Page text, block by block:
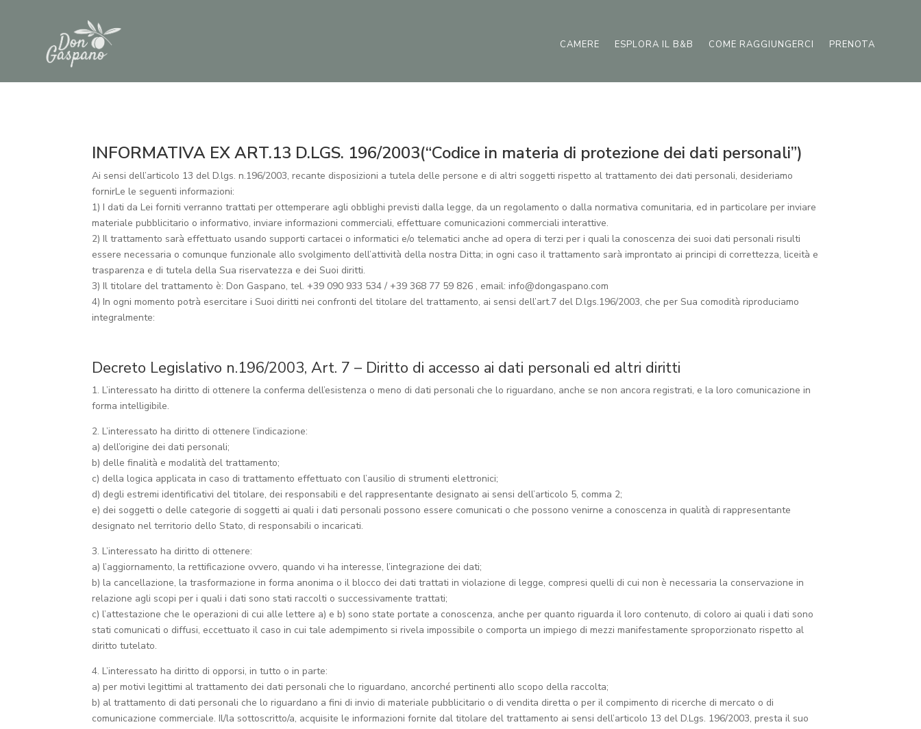
CAMERE ESPLORA IL B&B COME RAGGIUNGERCI PRENOTA
INFORMATIVA EX ART.13 D.LGS. 196/2003(“Codice in materia di protezione dei dati personali”)
Ai sensi dell’articolo 13 del D.lgs. n.196/2003, recante disposizioni a tutela delle persone e di altri soggetti rispetto al trattamento dei dati personali, desideriamo
fornirLe le seguenti informazioni:
1) I dati da Lei forniti verranno trattati per ottemperare agli obblighi previsti dalla legge, da un regolamento o dalla normativa comunitaria, ed in particolare per inviare
materiale pubblicitario o informativo, inviare informazioni commerciali, effettuare comunicazioni commerciali interattive.
2) Il trattamento sarà effettuato usando supporti cartacei o informatici e/o telematici anche ad opera di terzi per i quali la conoscenza dei suoi dati personali risulti
essere necessaria o comunque funzionale allo svolgimento dell’attività della nostra Ditta; in ogni caso il trattamento sarà improntato ai principi di correttezza, liceità e
trasparenza e di tutela della Sua riservatezza e dei Suoi diritti.
3) Il titolare del trattamento è: Don Gaspano, tel. +39 090 933 534 / +39 368 77 59 826 , email: info@dongaspano.com
4) In ogni momento potrà esercitare i Suoi diritti nei confronti del titolare del trattamento, ai sensi dell’art.7 del D.lgs.196/2003, che per Sua comodità riproduciamo
integralmente:
Decreto Legislativo n.196/2003, Art. 7 – Diritto di accesso ai dati personali ed altri diritti
1. L’interessato ha diritto di ottenere la conferma dell’esistenza o meno di dati personali che lo riguardano, anche se non ancora registrati, e la loro comunicazione in
forma intelligibile.
2. L’interessato ha diritto di ottenere l’indicazione:
a) dell’origine dei dati personali;
b) delle finalità e modalità del trattamento;
c) della logica applicata in caso di trattamento effettuato con l’ausilio di strumenti elettronici;
d) degli estremi identificativi del titolare, dei responsabili e del rappresentante designato ai sensi dell’articolo 5, comma 2;
e) dei soggetti o delle categorie di soggetti ai quali i dati personali possono essere comunicati o che possono venirne a conoscenza in qualità di rappresentante
designato nel territorio dello Stato, di responsabili o incaricati.
3. L’interessato ha diritto di ottenere:
a) l’aggiornamento, la rettificazione ovvero, quando vi ha interesse, l’integrazione dei dati;
b) la cancellazione, la trasformazione in forma anonima o il blocco dei dati trattati in violazione di legge, compresi quelli di cui non è necessaria la conservazione in
relazione agli scopi per i quali i dati sono stati raccolti o successivamente trattati;
c) l’attestazione che le operazioni di cui alle lettere a) e b) sono state portate a conoscenza, anche per quanto riguarda il loro contenuto, di coloro ai quali i dati sono
stati comunicati o diffusi, eccettuato il caso in cui tale adempimento si rivela impossibile o comporta un impiego di mezzi manifestamente sproporzionato rispetto al
diritto tutelato.
4. L’interessato ha diritto di opporsi, in tutto o in parte:
a) per motivi legittimi al trattamento dei dati personali che lo riguardano, ancorché pertinenti allo scopo della raccolta;
b) al trattamento di dati personali che lo riguardano a fini di invio di materiale pubblicitario o di vendita diretta o per il compimento di ricerche di mercato o di
comunicazione commerciale. Il/la sottoscritto/a, acquisite le informazioni fornite dal titolare del trattamento ai sensi dell’articolo 13 del D.Lgs. 196/2003, presta il suo